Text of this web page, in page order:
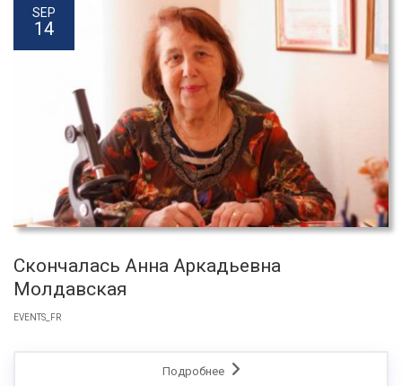
SEP
14
Скончалась Анна Аркадьевна
Молдавская
EVENTS_FR
Подробнее